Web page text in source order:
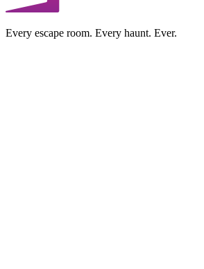
Every escape room. Every haunt. Ever.